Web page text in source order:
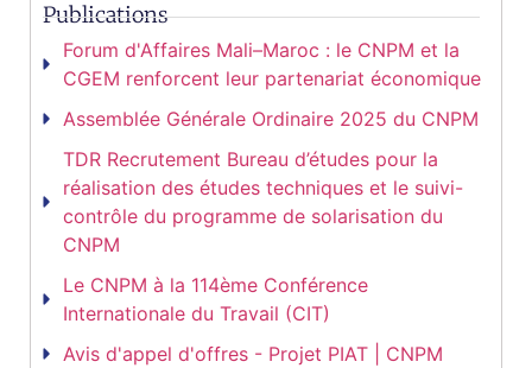
Publications
Forum d'Affaires Mali–Maroc : le CNPM et la
CGEM renforcent leur partenariat économique
Assemblée Générale Ordinaire 2025 du CNPM
TDR Recrutement Bureau d’études pour la
réalisation des études techniques et le suivi-
contrôle du programme de solarisation du
CNPM
Le CNPM à la 114ème Conférence
Internationale du Travail (CIT)
Avis d'appel d'offres - Projet PIAT | CNPM